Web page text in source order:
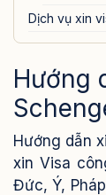
Dịch vụ xin
Hướng
Hướng dẫn
xin Visa
Đức, Ý,